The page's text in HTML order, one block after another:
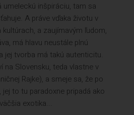
umeleckú inšpiráciu, tam sa
A práve vďaka životu v
a zaujímavým ľudom,
má hlavu neustále plnú
jej tvorba má takú autenticitu.
na Slovensku, teda vlastne v
Rajke), a smeje sa, že po
to tu paradoxne pripadá ako
exotika...